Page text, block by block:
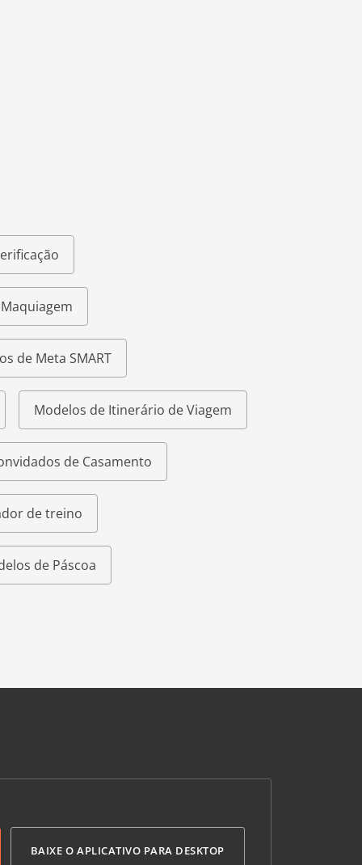
de Meta SMART
Modelos de Itinerário de Viagem
de Casamento
de treino
de Páscoa
BAIXE O APLICATIVO PARA DESKTOP